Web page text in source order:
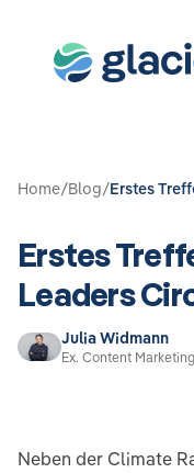
Home/Blog/Erstes
Erstes
Leaders
Julia Widmann
Ex. Content
Neben der Climate